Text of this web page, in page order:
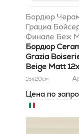
Бордюр
Грациа
Финале Беж
12x20
Бордюр
Grazia
Beige Matt
15x20см
Цена по